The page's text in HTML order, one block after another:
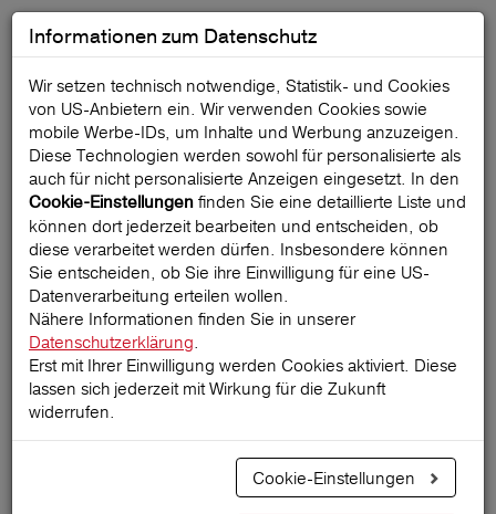
Kundeninformation Insolvenz
STA Travel GmbH
Wien, 01. September 2020
Sehr geehrte Damen und Herren!
STA Travel GmbH Rilkeplatz 2, 1040 Wien hat am
27.08.2020 Konkurs bei Handelsgericht Wien
angemeldet.
STA Travel hat eine Bankgarantie der Ersten Bank (=
Garant) als Absicherung gemäß
Informationen zum Datenschutz
Wir setzen technisch notwendige, Statistik- und Cookies
von US-Anbietern ein. Wir verwenden Cookies sowie
mobile Werbe‑IDs, um Inhalte und Werbung anzuzeigen.
Diese Technologien werden sowohl für personalisierte als
auch für nicht personalisierte Anzeigen eingesetzt. In den
Cookie-Einstellungen finden Sie eine detaillierte Liste und
können dort jederzeit bearbeiten und entscheiden, ob
diese verarbeitet werden dürfen. Insbesondere können
Sie entscheiden, ob Sie ihre Einwilligung für eine US-
Datenverarbeitung erteilen wollen.
Nähere Informationen finden Sie in unserer
Datenschutzerklärung.
Erst mit Ihrer Einwilligung werden Cookies aktiviert. Diese
lassen sich jederzeit mit Wirkung für die Zukunft
widerrufen.
Cookie-Einstellungen